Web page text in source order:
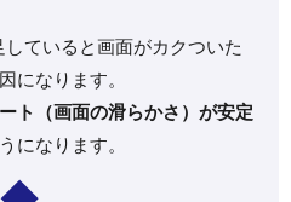
ていると画面がカクついた
になります。
ト（画面の滑らかさ）が安定
になります。